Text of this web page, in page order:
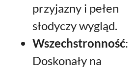
przyjazny i pełen
słodyczy wygląd.
Wszechstronność:
Doskonały na